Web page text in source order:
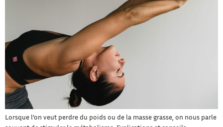
Lorsque l’on veut perdre du poids ou de la masse grasse, on nous parle